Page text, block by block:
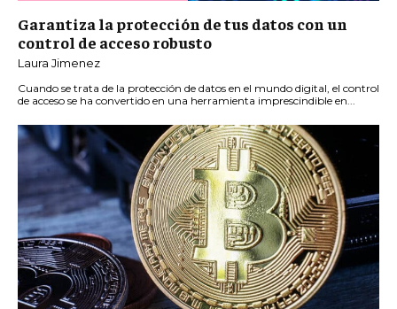
Garantiza la protección de tus datos con un
control de acceso robusto
Laura Jimenez
Cuando se trata de la protección de datos en el mundo digital, el control
de acceso se ha convertido en una herramienta imprescindible en...